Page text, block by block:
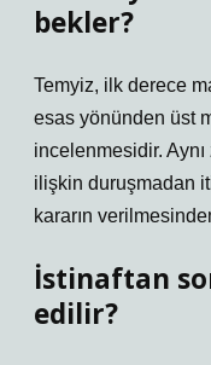
bekler?
Temyiz, ilk derece
esas yönünden üst
incelenmesidir.
ilişkin duruşmadan
kararın
İstinaftan
edilir?